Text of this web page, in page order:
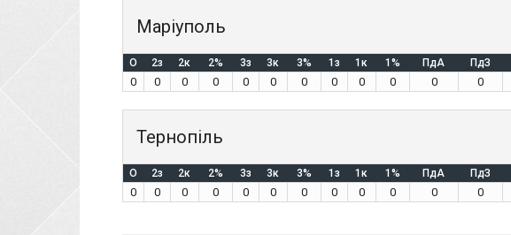
Маріуполь
O 2з 2к 2% 3з 3к 3% 1з 1к 1% ПдА ПдЗ
0 0 0 0 0 0 0 0 0 0 0 0
Тернопіль
O 2з 2к 2% 3з 3к 3% 1з 1к 1% ПдА ПдЗ
0 0 0 0 0 0 0 0 0 0 0 0